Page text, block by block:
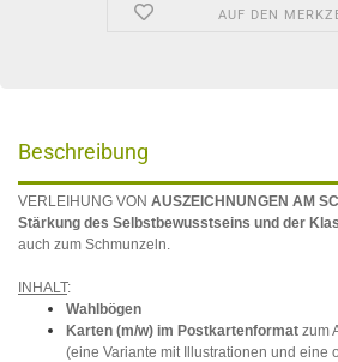
AUF DEN
Beschreibung
VERLEIHUNG VON AUSZEICHNUNGEN AM
Stärkung des Selbstbewusstseins und der
auch zum Schmunzeln.
INHALT:
Wahlbögen
Karten (m/w) im Postkartenformat zum
(eine Variante mit Illustrationen und eine